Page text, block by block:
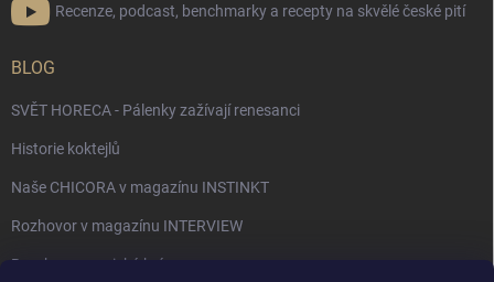
Recenze, podcast, benchmarky a recepty na skvělé české pití
BLOG
SVĚT HORECA - Pálenky zažívají renesanci
Historie koktejlů
Naše CHICORA v magazínu INSTINKT
Rozhovor v magazínu INTERVIEW
Bourbon, americká krása.